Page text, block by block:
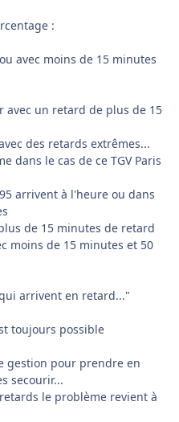
:
avec moins de 15 minutes
avec un retard de plus de 15
des retards extrêmes...
dans le cas de ce TGV Paris
arrivent à l'heure ou dans
de 15 minutes de retard
moins de 15 minutes et 50
arrivent en retard..."
toujours possible
gestion pour prendre en
secourir...
le problème revient à